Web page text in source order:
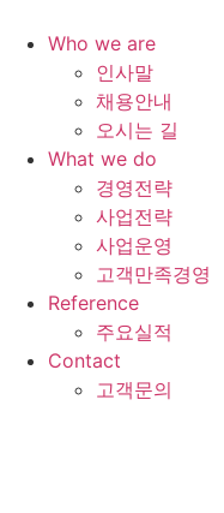
Who we are
인사말
채용안내
오시는 길
What we do
경영전략
사업전략
사업운영
고객만족경영
Reference
주요실적
Contact
고객문의